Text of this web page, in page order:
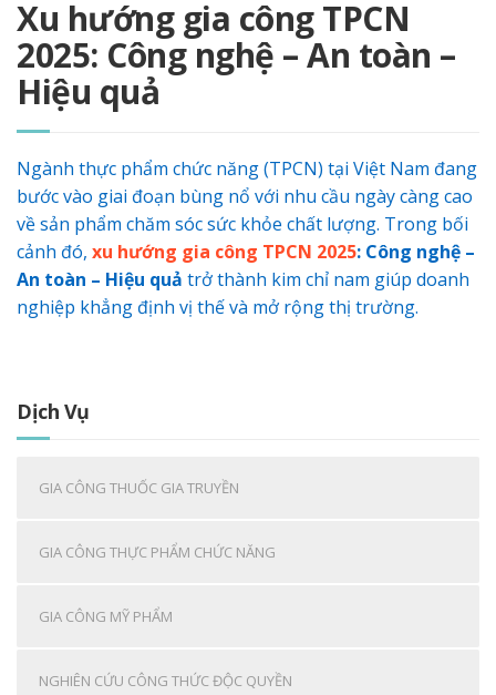
Xu hướng gia công TPCN
2025: Công nghệ – An toàn –
Hiệu quả
Ngành thực phẩm chức năng (TPCN) tại Việt Nam đang
bước vào giai đoạn bùng nổ với nhu cầu ngày càng cao
về sản phẩm chăm sóc sức khỏe chất lượng. Trong bối
cảnh đó, xu hướng gia công TPCN 2025: Công nghệ –
An toàn – Hiệu quả trở thành kim chỉ nam giúp doanh
nghiệp khẳng định vị thế và mở rộng thị trường.
Dịch Vụ
GIA CÔNG THUỐC GIA TRUYỀN
GIA CÔNG THỰC PHẨM CHỨC NĂNG
GIA CÔNG MỸ PHẨM
NGHIÊN CỨU CÔNG THỨC ĐỘC QUYỀN